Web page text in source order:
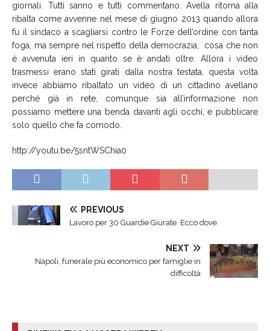
giornali. Tutti sanno e tutti commentano. Avella ritorna alla
ribalta come avvenne nel mese di giugno 2013 quando allora
fu il sindaco a scagliarsi contro le Forze dell’ordine con tanta
foga, ma sempre nel rispetto della democrazia, cosa che non
è avvenuta ieri in quanto se è andati oltre. Allora i video
trasmessi erano stati girati dalla nostra testata, questa volta
invece abbiamo ribaltato un video di un cittadino avellano
perché già in rete, comunque sia all’informazione non
possiamo mettere una benda davanti agli occhi, e pubblicare
solo quello che fa comodo.
http://youtu.be/5sntWSChia0
PREVIOUS
Lavoro per 30 Guardie Giurate. Ecco dove
NEXT
Napoli, funerale più economico per famiglie in
difficoltà